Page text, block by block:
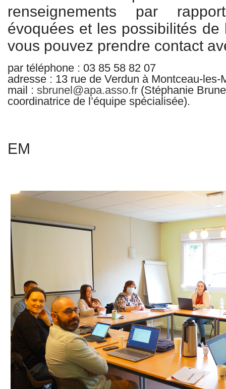
renseignements par
évoquées et les possibilités
vous pouvez prendre contact
par téléphone : 03 85 58 82 07
adresse : 13 rue de Verdun à Montceau-les-
mail : sbrunel@apa.asso.fr (Stéphanie
coordinatrice de l’équipe spécialisée).
EM